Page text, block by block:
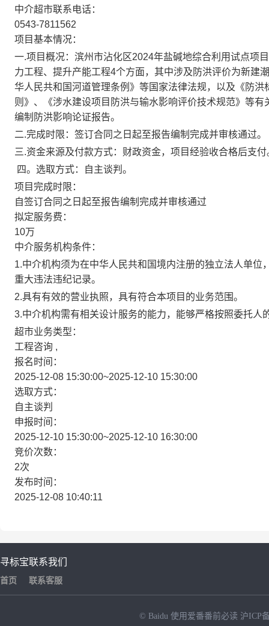
中介超市联系电话：
0543-7811562
项目基本情况：
一.项目概况：滨州市沾化区2024年盐碱地综合利用试点项目
力工程、提升产能工程4个方面，其中涉及防洪评价为新建
华人民共和国河道管理条例》等国家法律法规，以及《防
则》、《涉水建设项目防洪与输水影响评价技术规范》等
编制防洪影响论证报告。
二.完成时限： 签订合同之日起至报告编制完成并审核通过。
三.资金来源及付款方式：财政资金， 项目经验收合格后支付
四。选取方式：自主谈判。
项目完成时限：
自签订合同之日起至报告编制完成并审核通过
拟定服务费：
10万
中介服务机构条件：
1.中介机构须为在中华人民共和国境内注册的独立法人单
重大违法违纪记录。
2.具有有效的营业执照，具有符合本项目的业务范围。
3.中介机构需有相关设计服务的能力，能够严格按照委托人
超市业务类型：
工程咨询 ,
报名时间：
2025-12-08 15:30:00~2025-12-10 15:30:00
选取方式：
自主谈判
申报时间：
2025-12-10 15:30:00~2025-12-10 16:30:00
竞价次数：
2次
发布时间：
2025-12-08 10:40:11
寻标宝
首页
联系我们
联系客服
© Baidu 使用爱番番前必读 沪ICP